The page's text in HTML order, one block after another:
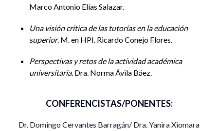
Marco Antonio Elías Salazar.
Una visión critica de las tutorías en la educación
superior. M. en HPI. Ricardo Conejo Flores.
Perspectivas y retos de la actividad académica
universitaria. Dra. Norma Ávila Báez.
CONFERENCISTAS/PONENTES:
Dr. Domingo Cervantes Barragán/ Dra. Yanira Xiomara